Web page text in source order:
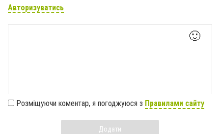
Авторизуватись
🙂
Розміщуючи коментар, я погоджуюся з Правилами сайту
Додати